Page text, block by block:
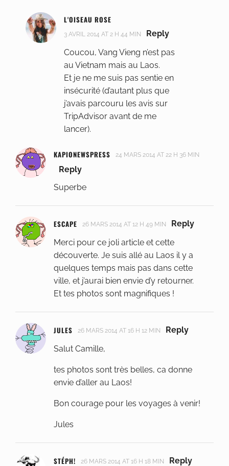
L'OISEAU ROSE
3 AVRIL 2014 AT 2 H 44 MIN
Reply
Coucou, Vang Vieng n’est pas
au Vietnam mais au Laos.
Et je ne me suis pas sentie en
insécurité (d’autant plus que
j’avais parcouru les avis sur
TripAdvisor avant de me
lancer).
KAPIONEWSPRESS 24 MARS 2014 AT 22 H 36 MIN
Reply
Superbe
ESCAPE 26 MARS 2014 AT 12 H 49 MIN
Reply
Merci pour ce joli article et cette
découverte. Je suis allé au Laos il y a
quelques temps mais pas dans cette
ville, et j’aurai bien envie d’y retourner.
Et tes photos sont magnifiques !
JULES 26 MARS 2014 AT 16 H 12 MIN
Reply
Salut Camille,
tes photos sont très belles, ca donne
envie d’aller au Laos!
Bon courage pour les voyages à venir!
Jules
STÉPH! 26 MARS 2014 AT 16 H 18 MIN Reply